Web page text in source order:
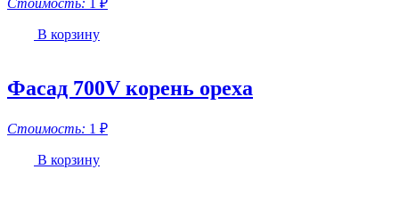
Стоимость: 1 ₽
В корзину
Фасад 700V корень ореха
Стоимость: 1 ₽
В корзину